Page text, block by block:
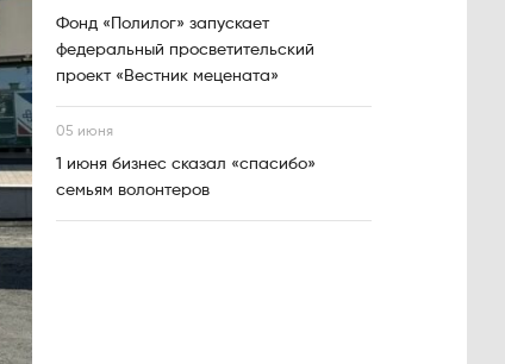
Фонд «Полилог» запускает
федеральный просветительский
проект «Вестник мецената»
05 июня
1 июня бизнес сказал «спасибо»
семьям волонтеров